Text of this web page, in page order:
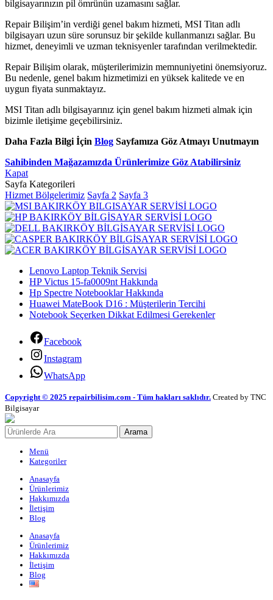
bilgisayarınızın pil ömrünün uzamasını sağlar.
Repair Bilişim’in verdiği genel bakım hizmeti, MSI Titan adlı
bilgisayarı uzun süre sorunsuz bir şekilde kullanmanızı sağlar. Bu
hizmet, deneyimli ve uzman teknisyenler tarafından verilmektedir.
Repair Bilişim olarak, müşterilerimizin memnuniyetini önemsiyoruz.
Bu nedenle, genel bakım hizmetimizi en yüksek kalitede ve en
uygun fiyata sunmaktayız.
MSI Titan adlı bilgisayarınız için genel bakım hizmeti almak için
bizimle iletişime geçebilirsiniz.
Daha Fazla Bilgi İçin Blog Sayfamıza Göz Atmayı Unutmayın
Sahibinden Mağazamızda Ürünlerimize Göz Atabilirsiniz
Kapat
Sayfa Kategorileri
Hizmet Bölgelerimiz Sayfa 2 Sayfa 3
Lenovo Laptop Teknik Servisi
HP Victus 15-fa0009nt Hakkında
Hp Spectre Notebooklar Hakkında
Huawei MateBook D16 : Müşterilerin Tercihi
Notebook Seçerken Dikkat Edilmesi Gerekenler
Facebook
Instagram
WhatsApp
Copyright © 2025 repairbilisim.com - Tüm hakları saklıdır. Created by TNC
Bilgisayar
Arama
Menü
Kategoriler
Anasayfa
Ürünlerimiz
Hakkımızda
İletişim
Blog
Anasayfa
Ürünlerimiz
Hakkımızda
İletişim
Blog